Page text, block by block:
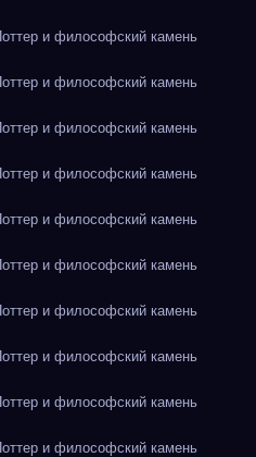
и философский камень
и философский камень
и философский камень
и философский камень
и философский камень
и философский камень
и философский камень
и философский камень
и философский камень
и философский камень